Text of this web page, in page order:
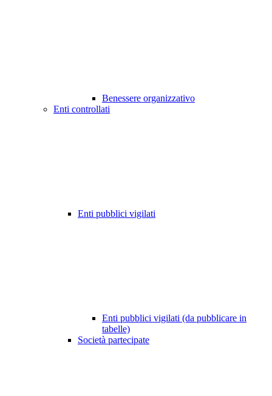
Benessere organizzativo
Enti controllati
Enti pubblici vigilati
Enti pubblici vigilati (da pubblicare in
tabelle)
Società partecipate